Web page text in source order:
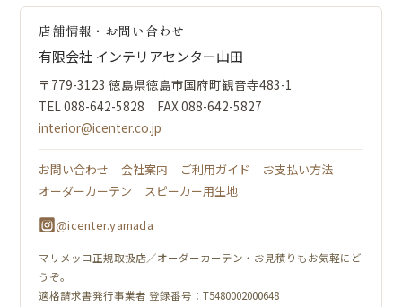
店舗情報・お問い合わせ
有限会社 インテリアセンター山田
〒779-3123 徳島県徳島市国府町観音寺483-1
TEL 088-642-5828 FAX 088-642-5827
interior@icenter.co.jp
お問い合わせ 会社案内 ご利用ガイド
お支払い方法
オーダーカーテン
スピーカー用生地
@icenter.yamada
マリメッコ正規取扱店／オーダーカーテン・お見積りもお気軽にど
うぞ。
適格請求書発行事業者 登録番号：T5480002000648